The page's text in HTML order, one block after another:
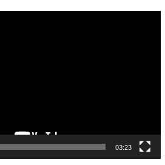
03:23